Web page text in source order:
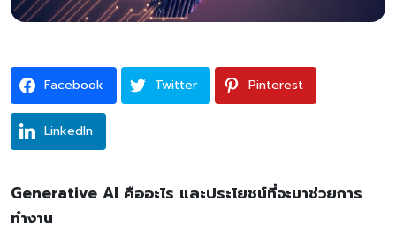
Facebook Twitter Pinterest
LinkedIn
Generative AI คืออะไร และประโยชน์ที่จะมาช่วยการ
ทำงาน